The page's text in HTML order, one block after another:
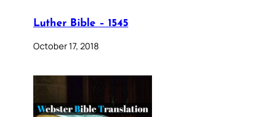
Luther Bible – 1545
October 17, 2018